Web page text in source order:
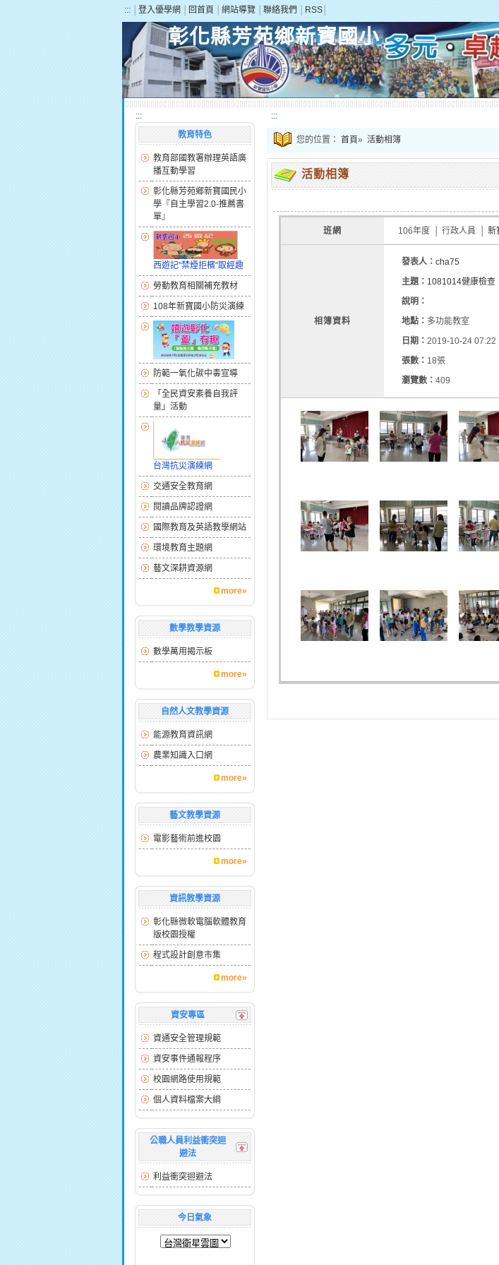
::: 登入優學網 回首頁 網站導覽 聯絡我們 RSS
彰化縣芳苑鄉新寶國小
:::
教育特色
教育部國教署辦理英語廣
播互動學習
彰化縣芳苑鄉新寶國民小
學『自主學習2.0-推薦書
單』
西遊記"禁煙拒檳"取經趣
勞動教育相關補充教材
108年新寶國小防災演練
防範一氧化碳中毒宣導
「全民資安素養自我評
量」活動
台灣抗災演練網
交通安全教育網
閱讀品牌認證網
國際教育及英語教學網站
環境教育主題網
藝文深耕資源網
more»
數學教學資源
數學萬用揭示板
more»
自然人文教學資源
能源教育資訊網
農業知識入口網
more»
藝文教學資源
電影藝術前進校園
more»
資訊教學資源
彰化縣微軟電腦軟體教育
版校園授權
程式設計創意市集
more»
資安專區
資通安全管理規範
資安事件通報程序
校園網路使用規範
個人資料檔案大綱
公職人員利益衝突迴
避法
利益衝突迴避法
今日氣象
:::
您的位置： 首頁» 活動相簿
活動相簿
班網 106年度 │ 行政人員 │ 新
相簿資料
發表人： cha75
主題： 1081014健康檢查
說明：
地點： 多功能教室
日期： 2019-10-24 07:22
張數： 18張
瀏覽數： 409